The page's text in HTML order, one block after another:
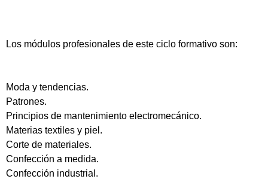
Los módulos profesionales de este ciclo formativo son:
Moda y tendencias.
Patrones.
Principios de mantenimiento electromecánico.
Materias textiles y piel.
Corte de materiales.
Confección a medida.
Confección industrial.